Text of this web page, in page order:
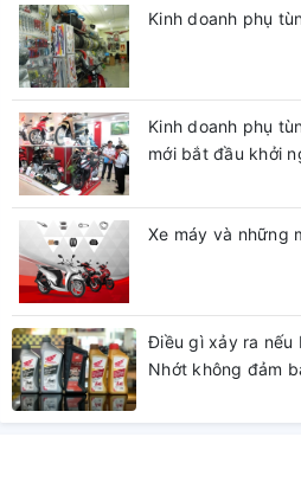
Kinh doanh phụ
Kinh doanh phụ
mới bắt đầu khởi
Xe máy và những
Điều gì xảy ra nếu
Nhớt không đảm